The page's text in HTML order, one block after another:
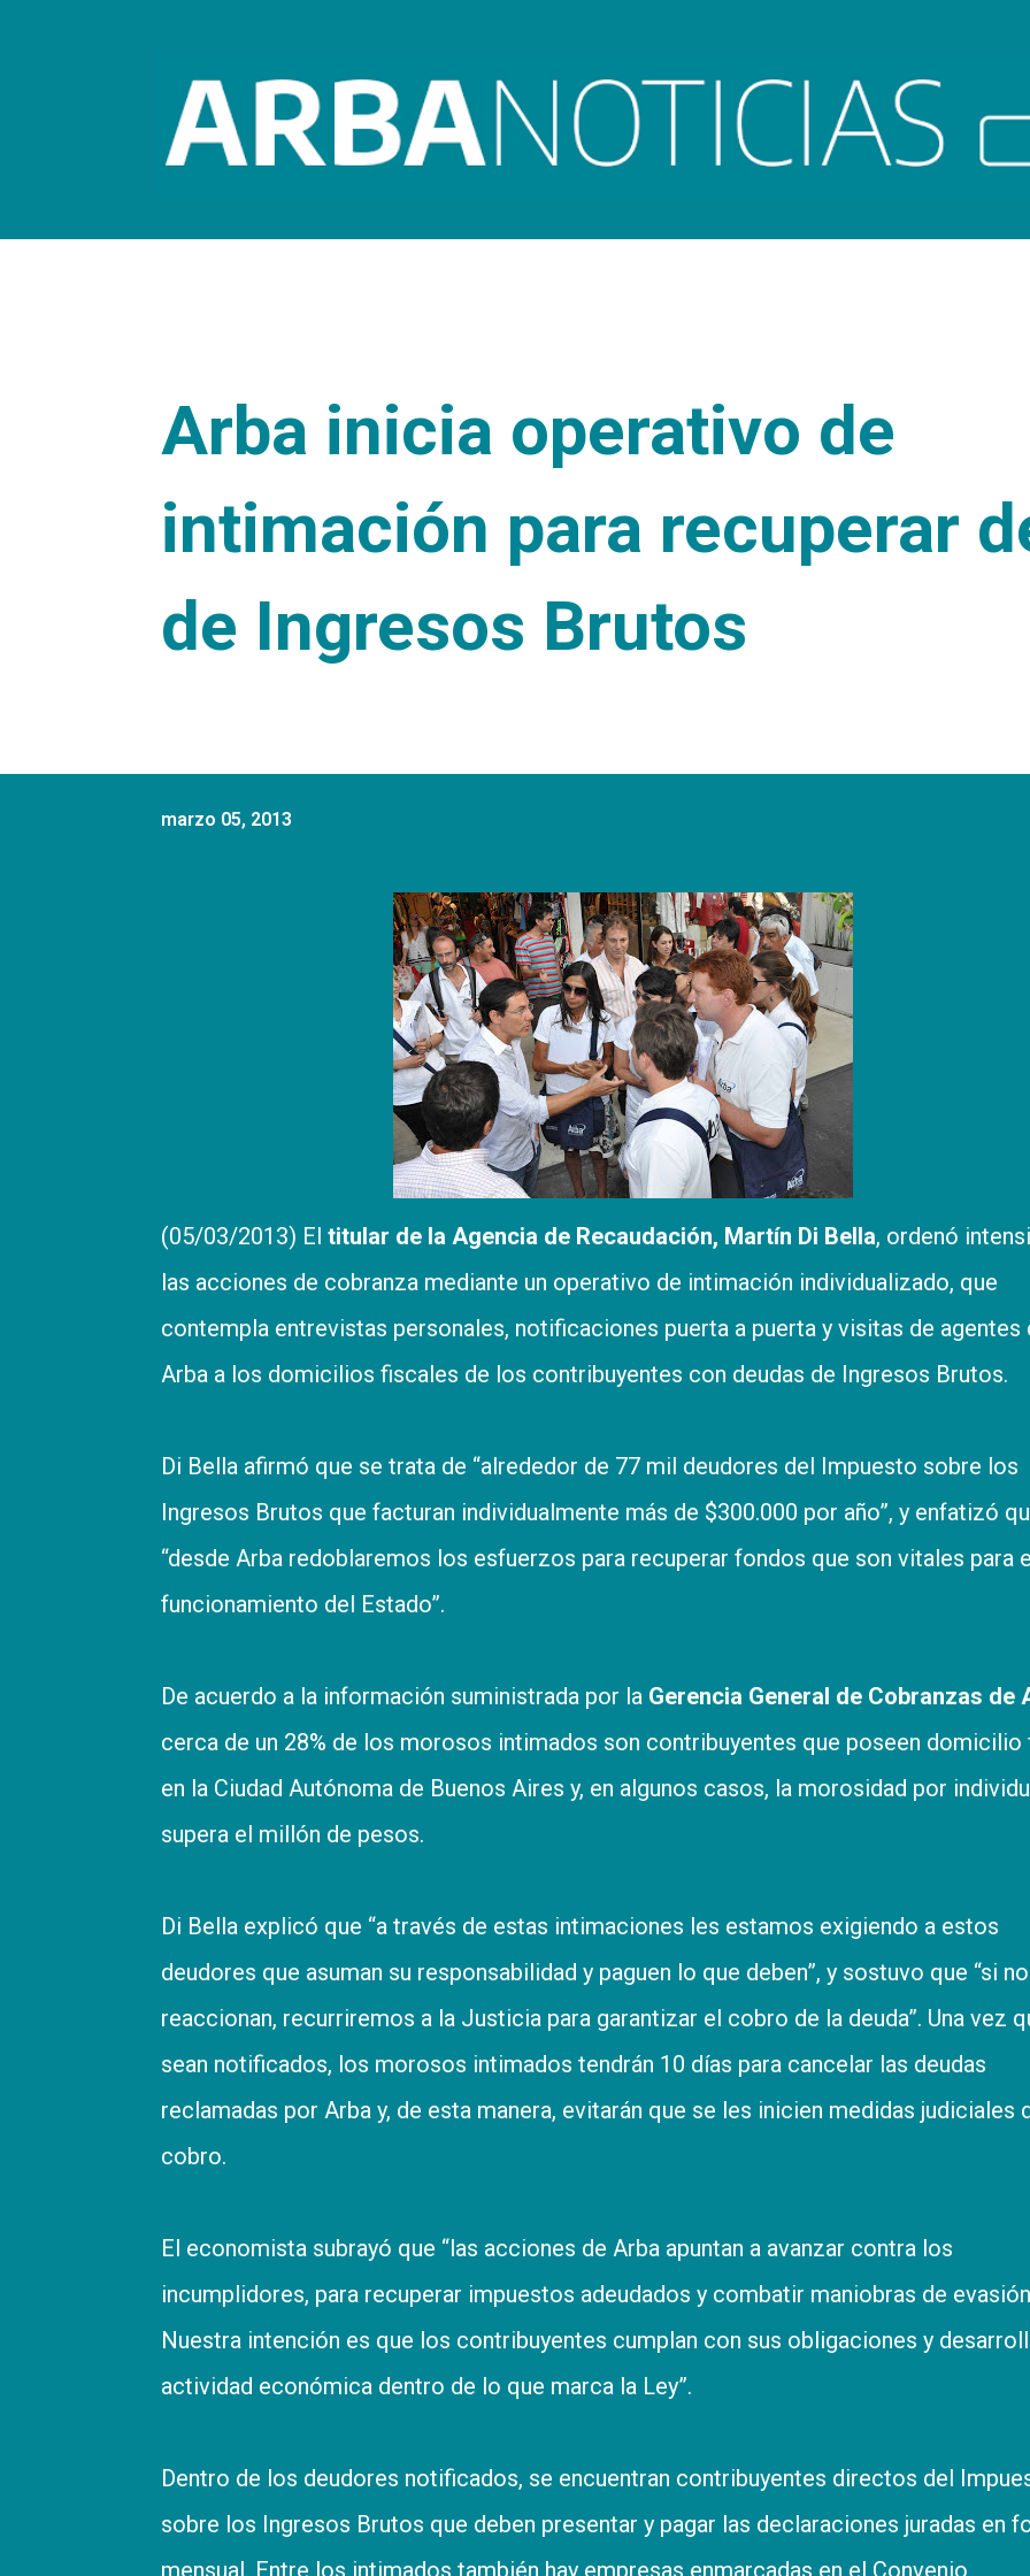
Arba inicia operativo de
intimación para recuperar
de Ingresos Brutos
marzo 05, 2013
(05/03/2013) El titular de la Agencia de Recaudación, Martín Di Bella, ordenó
las acciones de cobranza mediante un operativo de intimación individualizado, que
contempla entrevistas personales, notificaciones puerta a puerta y visitas de agentes
Arba a los domicilios fiscales de los contribuyentes con deudas de Ingresos Brutos.
Di Bella afirmó que se trata de “alrededor de 77 mil deudores del Impuesto sobre los
Ingresos Brutos que facturan individualmente más de $300.000 por año”, y enfatizó
“desde Arba redoblaremos los esfuerzos para recuperar fondos que son vitales para
funcionamiento del Estado”.
De acuerdo a la información suministrada por la Gerencia General de Cobranzas de
cerca de un 28% de los morosos intimados son contribuyentes que poseen domicilio
en la Ciudad Autónoma de Buenos Aires y, en algunos casos, la morosidad por
supera el millón de pesos.
Di Bella explicó que “a través de estas intimaciones les estamos exigiendo a estos
deudores que asuman su responsabilidad y paguen lo que deben”, y sostuvo que “si no
reaccionan, recurriremos a la Justicia para garantizar el cobro de la deuda”. Una vez
sean notificados, los morosos intimados tendrán 10 días para cancelar las deudas
reclamadas por Arba y, de esta manera, evitarán que se les inicien medidas judiciales
cobro.
El economista subrayó que “las acciones de Arba apuntan a avanzar contra los
incumplidores, para recuperar impuestos adeudados y combatir maniobras de
Nuestra intención es que los contribuyentes cumplan con sus obligaciones y
actividad económica dentro de lo que marca la Ley”.
Dentro de los deudores notificados, se encuentran contribuyentes directos del
sobre los Ingresos Brutos que deben presentar y pagar las declaraciones juradas en
mensual. Entre los intimados también hay empresas enmarcadas en el Convenio